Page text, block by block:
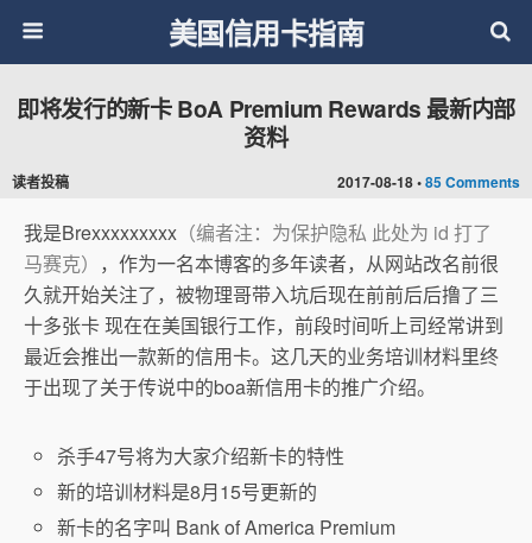
美国信用卡指南
2017-08-18 •85 Comments
即将发行的新卡 BoA Premium Rewards 最新内部
资料
读者投稿
我是Brexxxxxxxxx （编者注：为保护隐私 此处为 id 打了
马赛克） ，作为一名本博客的多年读者，从网站改名前很
久就开始关注了，被物理哥带入坑后现在前前后后撸了三
十多张卡 现在在美国银行工作，前段时间听上司经常讲到
最近会推出一款新的信用卡。这几天的业务培训材料里终
于出现了关于传说中的boa新信用卡的推广介绍。
杀手47号将为大家介绍新卡的特性
新的培训材料是8月15号更新的
新卡的名字叫 Bank of America Premium